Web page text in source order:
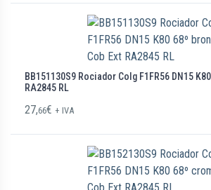
BB151130S9 Rociador Colg F1FR56 DN15
RA2845 RL
27,66€ + IVA